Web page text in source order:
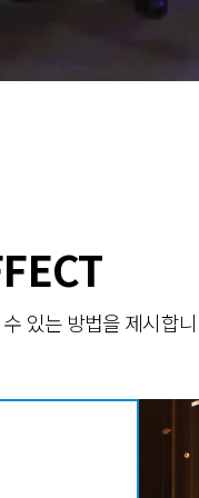
있는 방법을 제시합